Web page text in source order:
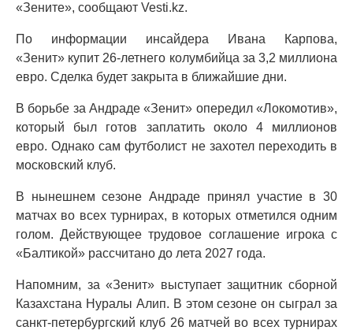
«Зените», сообщают Vesti.kz.
По информации инсайдера Ивана Карпова,
«Зенит» купит 26-летнего колумбийца за 3,2 миллиона
евро. Сделка будет закрыта в ближайшие дни.
В борьбе за Андраде «Зенит» опередил «Локомотив»,
который был готов заплатить около 4 миллионов
евро. Однако сам футболист не захотел переходить в
московский клуб.
В нынешнем сезоне Андраде принял участие в 30
матчах во всех турнирах, в которых отметился одним
голом. Действующее трудовое соглашение игрока с
«Балтикой» рассчитано до лета 2027 года.
Напомним, за «Зенит» выступает защитник сборной
Казахстана Нуралы Алип. В этом сезоне он сыграл за
санкт-петербургский клуб 26 матчей во всех турнирах